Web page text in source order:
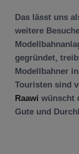
Das lässt uns
weitere
gegründet,
Modellbahner
Touristen sind
Raawi wünscht
Gute und